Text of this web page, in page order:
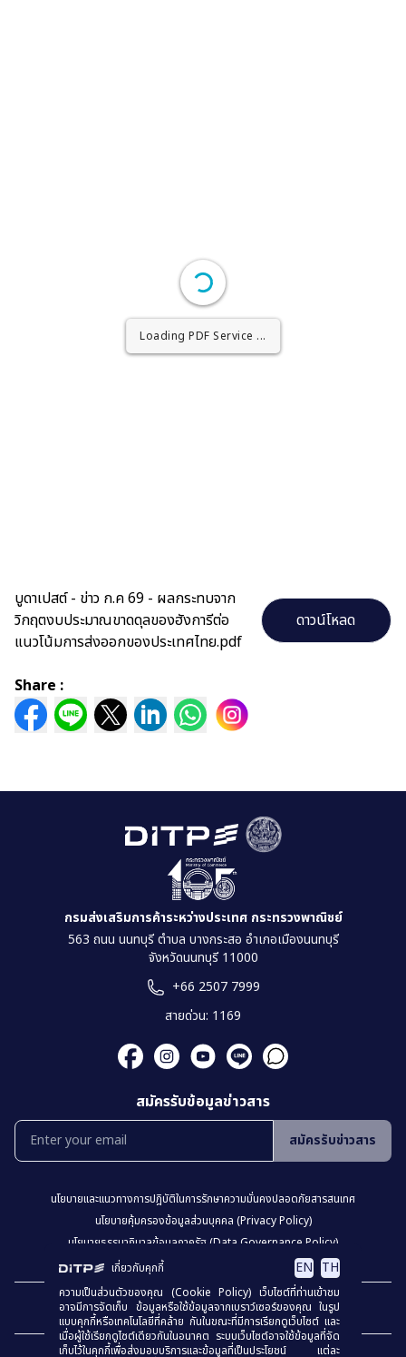
Loading PDF Worker ...
Loading PDF Service ...
บูดาเปสต์ - ข่าว ก.ค 69 - ผลกระทบจาก
วิกฤตงบประมาณขาดดุลของฮังการีต่อ
แนวโน้มการส่งออกของประเทศไทย.pdf
ดาวน์โหลด
Share :
เกี่ยวกับคุกกี้ EN TH
ความเป็นส่วนตัวของคุณ (Cookie Policy) เว็บไซต์ที่ท่านเข้าชม
อาจมีการจัดเก็บ ข้อมูลหรือใช้ข้อมูลจากเบราว์เซอร์ของคุณ ในรูป
แบบคุกกี้หรือเทคโนโลยีที่คล้าย กันในขณะที่มีการเรียกดูเว็บไซต์ และ
เมื่อผู้ใช้เรียกดูไซต์เดียวกันในอนาคต ระบบเว็บไซต์อาจใช้ข้อมูลที่จัด
เก็บไว้ในคุกกี้เพื่อส่งมอบบริการและข้อมูลที่เป็นประโยชน์ แต่ละ
กรมส่งเสริมการค้าระหว่างประเทศ กระทรวงพาณิชย์
563 ถนน นนทบุรี ตำบล บางกระสอ อำเภอเมืองนนทบุรี
จังหวัดนนทบุรี 11000
+66 2507 7999
สายด่วน: 1169
สมัครรับข้อมูลข่าวสาร
สมัครรับข่าวสาร
นโยบายเเละเเนวทางการปฎิบัติในการรักษาความมั่นคงปลอดภัยสารสนเทศ
นโยบายคุ้มครองข้อมูลส่วนบุคคล (Privacy Policy)
นโยบายธรรมาภิบาลข้อมูลภาครัฐ (Data Governance Policy)
นโยบายเว็บไซต์ (Website Policy)
การปฏิเสธความรับผิด (Disclaimer)
เเผงผังเว็บไซต์